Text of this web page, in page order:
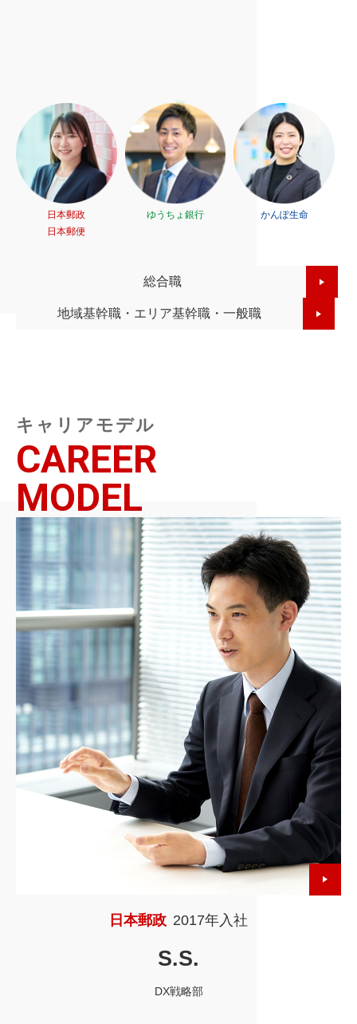
日本郵政
日本郵便
ゆうちょ銀行 かんぽ生命
総合職
地域基幹職・エリア基幹職・一般職
キャリアモデル
CAREER
MODEL
日本郵政 2017年入社
S.S.
DX戦略部